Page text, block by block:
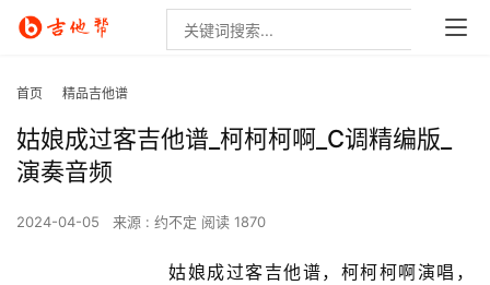
首页 精品吉他谱
姑娘成过客吉他谱_柯柯柯啊_C调精编版_
演奏音频
2024-04-05 来源 : 约不定 阅读 1870
姑娘成过客吉他谱，柯柯柯啊演唱，